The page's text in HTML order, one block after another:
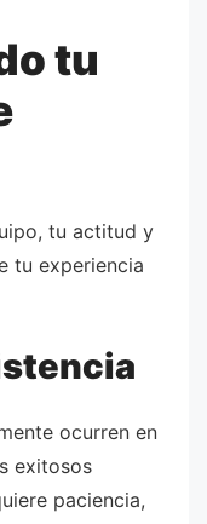
tu
tu actitud y
tu experiencia
ocurren en
exitosos
paciencia,